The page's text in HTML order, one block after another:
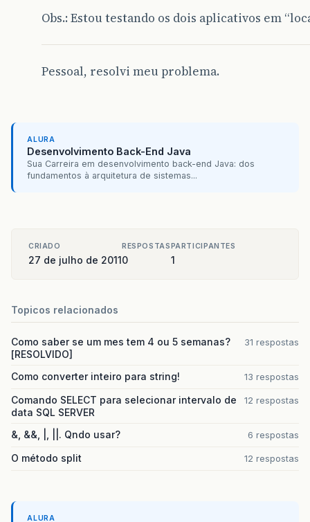
Obs.: Estou testando os dois aplicativos em
Pessoal, resolvi meu problema.
ALURA
Desenvolvimento Back-End Java
Sua Carreira em desenvolvimento back-end Java: dos
fundamentos à arquitetura de sistemas...
CRIADO
27 de julho de 2011
RESPOSTAS
0
PARTICIPANTES
1
Topicos relacionados
Como saber se um mes tem 4 ou 5 semanas?
[RESOLVIDO]
31 respostas
Como converter inteiro para string! 13 respostas
Comando SELECT para selecionar intervalo de
data SQL SERVER
12 respostas
&, &&, |, ||. Qndo usar? 6 respostas
O método split 12 respostas
ALURA